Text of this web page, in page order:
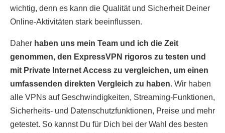
wichtig, denn es kann die Qualität und Sicherheit Deiner
Online-Aktivitäten stark beeinflussen.
Daher haben uns mein Team und ich die Zeit
genommen, den ExpressVPN rigoros zu testen und
mit Private Internet Access zu vergleichen, um einen
umfassenden direkten Vergleich zu haben. Wir haben
alle VPNs auf Geschwindigkeiten, Streaming-Funktionen,
Sicherheits- und Datenschutzfunktionen, Preise und mehr
getestet. So kannst Du für Dich bei der Wahl des besten